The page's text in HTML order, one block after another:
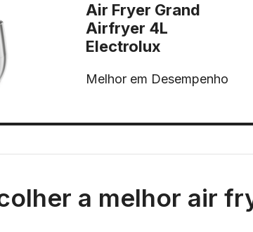
Air Fryer Grand
Airfryer 4L
Electrolux
Melhor em Desempenho
a melhor air